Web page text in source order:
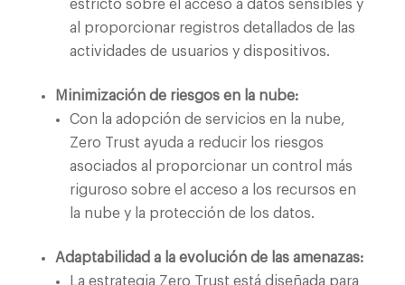
estricto sobre el acceso a datos sensibles y
al proporcionar registros detallados de las
actividades de usuarios y dispositivos.
Minimización de riesgos en la nube:
Con la adopción de servicios en la nube,
Zero Trust ayuda a reducir los riesgos
asociados al proporcionar un control más
riguroso sobre el acceso a los recursos en
la nube y la protección de los datos.
Adaptabilidad a la evolución de las amenazas:
La estrategia Zero Trust está diseñada para